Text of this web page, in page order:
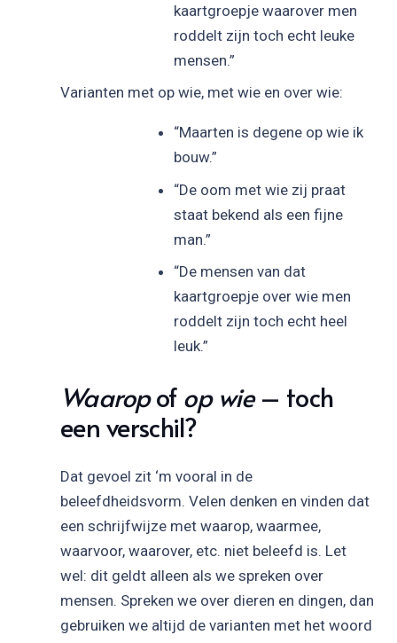
kaartgroepje waarover men
roddelt zijn toch echt leuke
mensen.”
Varianten met op wie, met wie en over wie:
“Maarten is degene op wie ik
bouw.”
“De oom met wie zij praat
staat bekend als een fijne
man.”
“De mensen van dat
kaartgroepje over wie men
roddelt zijn toch echt heel
leuk.”
Waaropof op wie– toch
een verschil?
Dat gevoel zit ‘m vooral in de
beleefdheidsvorm. Velen denken en vinden dat
een schrijfwijze met waarop, waarmee,
waarvoor, waarover, etc. niet beleefd is. Let
wel: dit geldt alleen als we spreken over
mensen. Spreken we over dieren en dingen, dan
gebruiken we altijd de varianten met het woord